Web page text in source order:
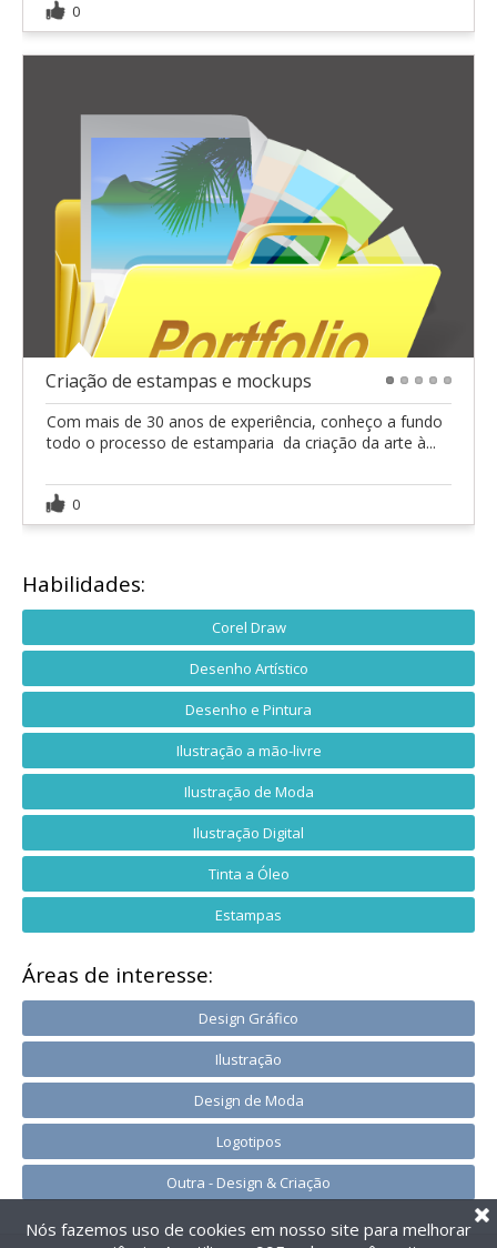
0
Criação de estampas e mockups
Com mais de 30 anos de experiência, conheço a fundo
todo o processo de estamparia  da criação da arte à...
0
Habilidades:
Corel Draw
Desenho Artístico
Desenho e Pintura
Ilustração a mão-livre
Ilustração de Moda
Ilustração Digital
Tinta a Óleo
Estampas
Áreas de interesse:
Design Gráfico
Ilustração
Design de Moda
Logotipos
Outra - Design & Criação
Nós fazemos uso de cookies em nosso site para melhorar